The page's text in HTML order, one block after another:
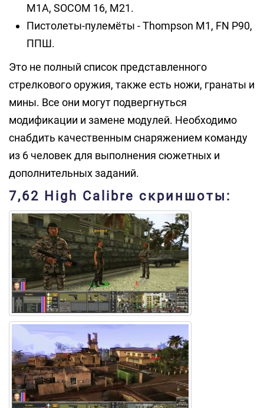
M1A, SOCOM 16, M21.
Пистолеты-пулемёты - Thompson M1, FN P90,
ППШ.
Это не полный список представленного
стрелкового оружия, также есть ножи, гранаты и
мины. Все они могут подвергнуться
модификации и замене модулей. Необходимо
снабдить качественным снаряжением команду
из 6 человек для выполнения сюжетных и
дополнительных заданий.
7,62 High Calibre скриншоты: